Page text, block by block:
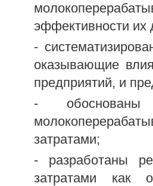
эффективности их
-
оказывающие
предприятий, и
- обоснованы
затратами;
- разработаны
затратами как